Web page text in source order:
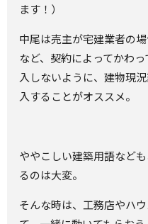
ます！）
中尾は売主が宅建業者の
など、契約によってかわ
入しないように、建物現
入することがオススメ。
ややこしい建築用語など
るのは大変。
そんな時は、工務店やハ